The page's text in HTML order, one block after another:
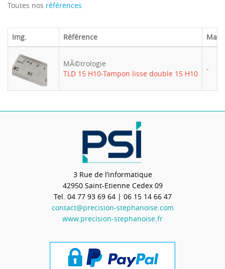
Toutes nos références
Img. Référence
MÃ©trologie
TLD 15 H10-Tampon lisse double 15 H10
-
3 Rue de l’informatique
42950 Saint-Etienne Cedex 09
Tel. 04 77 93 69 64| 06 15 14 66 47
contact@precision-stephanoise.com
www.precision-stephanoise.fr